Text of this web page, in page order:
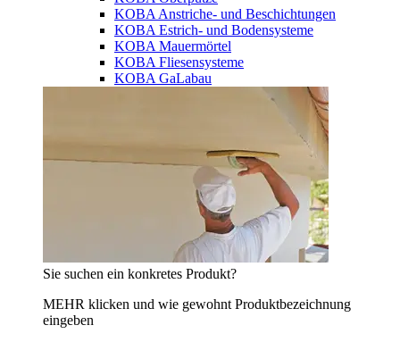
KOBA Anstriche- und Beschichtungen
KOBA Estrich- und Bodensysteme
KOBA Mauermörtel
KOBA Fliesensysteme
KOBA GaLabau
Sie suchen ein konkretes Produkt?
MEHR klicken und wie gewohnt Produktbezeichnung
eingeben